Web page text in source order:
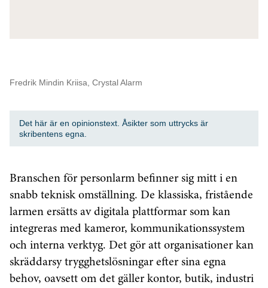
Fredrik Mindin Kriisa, Crystal Alarm
Det här är en opinionstext. Åsikter som uttrycks är
skribentens egna.
Branschen för personlarm befinner sig mitt i en
snabb teknisk omställning. De klassiska, fristående
larmen ersätts av digitala plattformar som kan
integreras med kameror, kommunikationssystem
och interna verktyg. Det gör att organisationer kan
skräddarsy trygghetslösningar efter sina egna
behov, oavsett om det gäller kontor, butik, industri